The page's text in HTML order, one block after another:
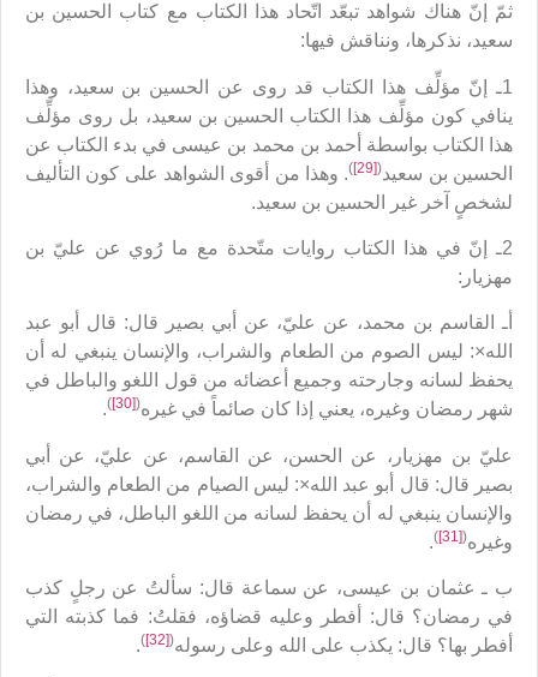
ثمّ إنّ هناك شواهد تبعّد اتّحاد هذا الكتاب مع كتاب الحسين بن
سعيد، نذكرها، ونناقش فيها:
1ـ إنّ مؤلِّف هذا الكتاب قد روى عن الحسين بن سعيد، وهذا
ينافي كون مؤلِّف هذا الكتاب الحسين بن سعيد، بل روى مؤلِّف
هذا الكتاب بواسطة أحمد بن محمد بن عيسى في بدء الكتاب عن
الحسين بن سعيد(
[29]
). وهذا من أقوى الشواهد على كون التأليف
لشخصٍ آخر غير الحسين بن سعيد.
2ـ إنّ في هذا الكتاب روايات متّحدة مع ما رُوي عن عليّ بن
مهزيار:
أـ القاسم بن محمد، عن عليّ، عن أبي بصير قال: ‏قال أبو عبد
الله×: ليس الصوم من الطعام والشراب، والإنسان ينبغي له أن
يحفظ لسانه وجارحته وجميع أعضائه من قول اللغو والباطل في
شهر رمضان وغيره، يعني إذا كان صائماً في غيره(
[30]
)
‏.
عليّ بن مهزيار، عن الحسن، عن القاسم، عن عليّ، عن أبي
بصير قال: قال أبو عبد الله×: ليس الصيام من الطعام والشراب،
والإنسان ينبغي له أن يحفظ لسانه من اللغو الباطل، في رمضان
وغيره‏(
[31]
)
.
ب ـ عثمان بن عيسى، عن سماعة قال: سألتُ عن رجلٍ كذب
في رمضان؟ قال: أفطر وعليه قضاؤه، فقلتُ: فما كذبته التي
أفطر بها؟ قال: يكذب على الله وعلى رسوله(
[32]
)
. ‏